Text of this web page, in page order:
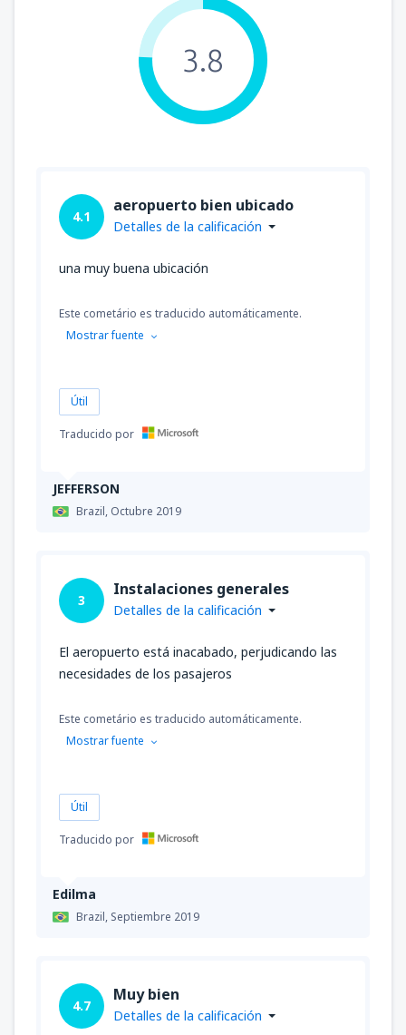
3.8
JEFFERSON
Brazil, Octubre 2019
4.1
aeropuerto bien ubicado
Detalles de la calificación
una muy buena ubicación
Este cometário es traducido automáticamente.
Mostrar fuente
Útil
Traducido por
Edilma
Brazil, Septiembre 2019
3
Instalaciones generales
Detalles de la calificación
El aeropuerto está inacabado, perjudicando las
necesidades de los pasajeros
Este cometário es traducido automáticamente.
Mostrar fuente
Útil
Traducido por
4.7
Muy bien
Detalles de la calificación